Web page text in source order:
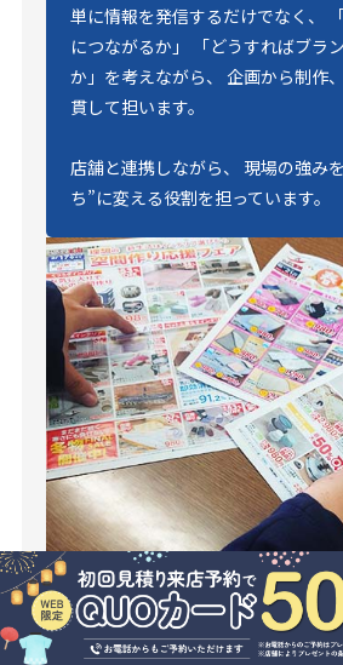
単に情報を発信するだけでなく、
につながるか」 「どうすればブラ
か」を考えながら、 企画から制作
貫して担います。
店舗と連携しながら、 現場の強み
ち”に変える役割を担っています。